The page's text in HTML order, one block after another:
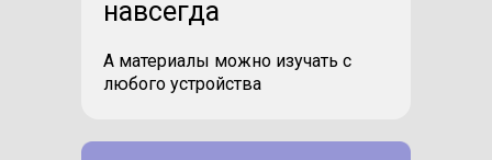
навсегда
А материалы можно изучать с
любого устройства